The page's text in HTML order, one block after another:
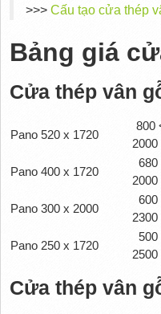
>>> Cấu tạo cửa thép
Bảng giá
Cửa thép vân
Pano 520 x 1720
800
Pano 400 x 1720
680
Pano 300 x 2000
600
Pano 250 x 1720
500
Cửa thép vân